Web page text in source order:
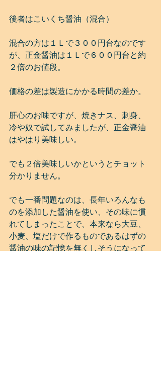
後者はこいくち醤油（混合）
混合の方は１Ｌで３００円台なのです
が、正金醤油は１Ｌで６００円台と約
２倍のお値段。
価格の差は製造にかかる時間の差か。
肝心のお味ですが、焼きナス、刺身、
冷や奴で試してみましたが、正金醤油
はやはり美味しい。
でも２倍美味しいかというとチョット
分かりません。
でも一番問題なのは、長年いろんなも
のを添加した醤油を使い、その味に慣
れてしまったことで、本来なら大豆、
小麦、塩だけで作るものであるはずの
醤油の味の記憶を無くしそうになって